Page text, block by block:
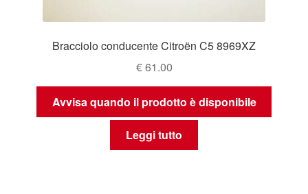
Bracciolo conducente Citroën C5 8969XZ
€61.00
Avvisa quando il prodotto è disponibile
Leggi tutto